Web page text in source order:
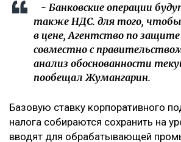
- Банковские операции
также НДС. для того, чтобы
в цене, Агентство по защите
совместно с
анализ обоснованности
пообещал Жумангарин.
Базовую ставку корпоративного
налога собираются сохранить на
вводят для обрабатывающей